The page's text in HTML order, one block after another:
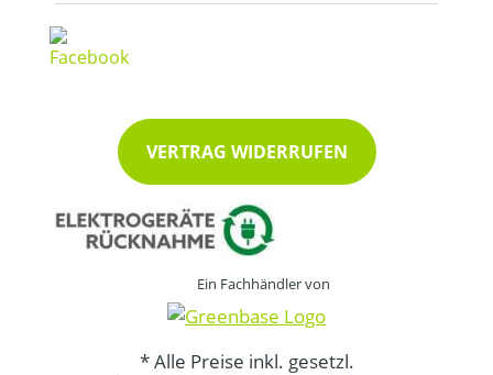
VERTRAG WIDERRUFEN
Ein Fachhändler von
* Alle Preise inkl. gesetzl.